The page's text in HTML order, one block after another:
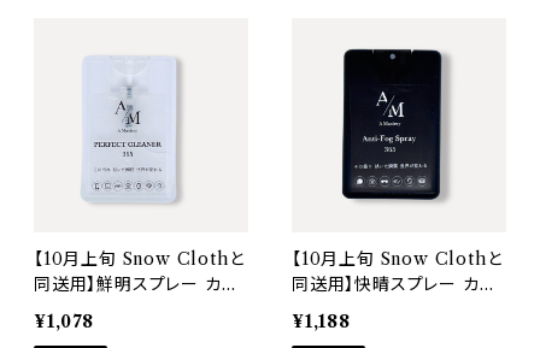
【10月上旬 Snow Clothと
同送用】鮮明スプレー カー
ド型高機能メガネ画面クリ
ーナー【超純水使用】A Ma
¥1,078
【10月上旬 Snow Clothと
同送用】快晴スプレー カー
ド型メガネ曇り止め・画面ク
リーナー【最大12時間持続】
¥1,188